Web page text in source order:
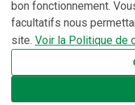
bon fonctionnement.
facultatifs nous
site. Voir la Politique de